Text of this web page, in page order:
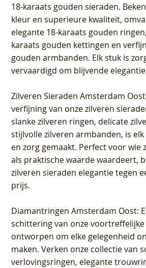
18-karaats gouden sieraden.
kleur en superieure kwaliteit,
elegante 18-karaats gouden
karaats gouden kettingen en
gouden armbanden. Elk stuk is
vervaardigd om blijvende
Zilveren Sieraden Amsterdam Oost
verfijning van onze zilveren
slanke zilveren ringen, delicate
stijlvolle zilveren armbanden, is
en zorg gemaakt. Perfect voor wie
als praktische waarde waardeert,
zilveren sieraden elegantie tegen
prijs.
Diamantringen Amsterdam Oost:
schittering van onze
ontworpen om elke gelegenheid
maken. Verken onze collectie van
verlovingsringen, elegante